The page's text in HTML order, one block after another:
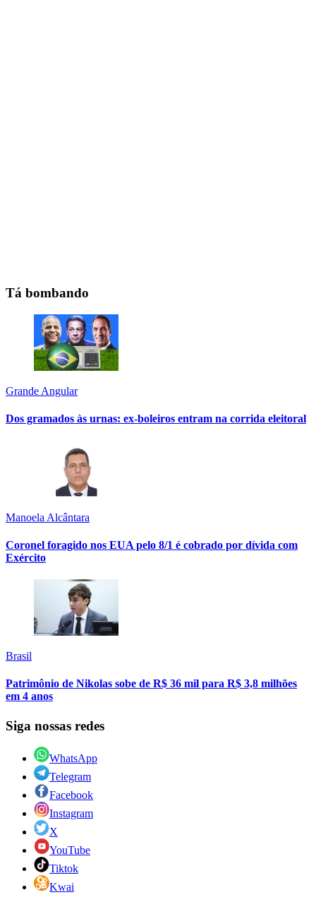
Tá bombando
Grande Angular
Dos gramados às urnas: ex-boleiros entram na corrida eleitoral
Manoela Alcântara
Coronel foragido nos EUA pelo 8/1 é cobrado por dívida com
Exército
Brasil
Patrimônio de Nikolas sobe de R$ 36 mil para R$ 3,8 milhões
em 4 anos
Siga nossas redes
WhatsApp
Telegram
Facebook
Instagram
X
YouTube
Tiktok
Kwai